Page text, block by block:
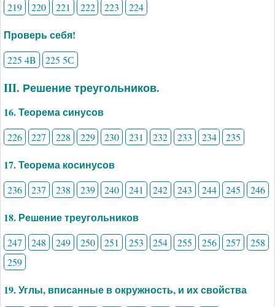
219
220 221 222 223 224
Проверь себя!
225 4B 225 5С
III. Решение треугольников.
16. Теорема синусов
226 227 228 229 230 231 232 233 234 235
17. Теорема косинусов
236 237 238 239 240 241 242 243 244 245 246
18. Решение треугольников
247 248 249 250 251 253 254 255 256 257
258
259
19. Углы, вписанные в окружность, и их свойства